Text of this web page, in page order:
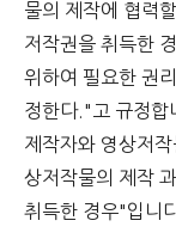
물의 제작에 협력
저작권을 취득한
위하여 필요한 권
정한다."고 규정합
제작자와 영상저
상저작물의 제작
취득한 경우"입니